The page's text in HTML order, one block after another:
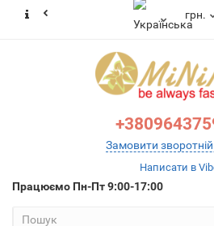
грн.
Замовити зворотній
Написати в
Працюємо Пн-Пт 9:00-17:00